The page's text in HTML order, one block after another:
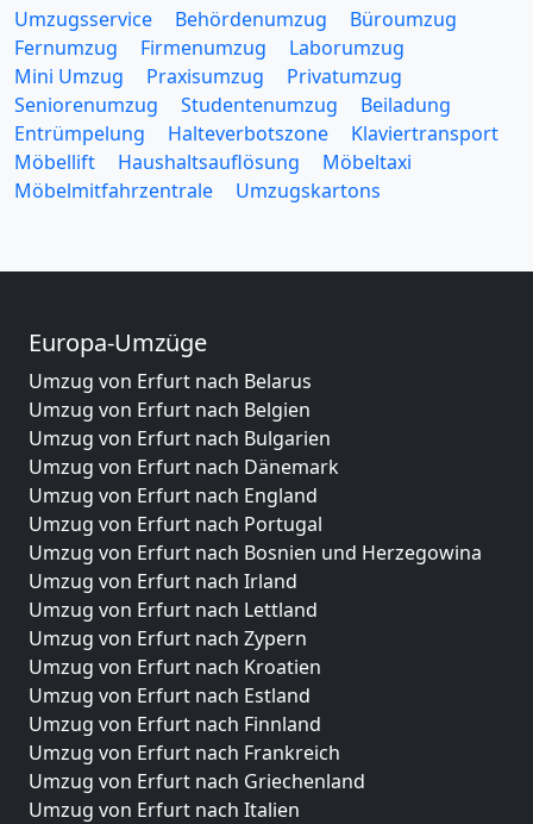
Umzugsservice Behördenumzug
Büroumzug
Fernumzug
Firmenumzug
Laborumzug
Mini Umzug
Praxisumzug
Privatumzug
Seniorenumzug
Studentenumzug
Beiladung
Entrümpelung
Halteverbotszone
Klaviertransport
Möbellift
Haushaltsauflösung
Möbeltaxi
Möbelmitfahrzentrale
Umzugskartons
Europa-Umzüge
Umzug von Erfurt nach Belarus
Umzug von Erfurt nach Belgien
Umzug von Erfurt nach Bulgarien
Umzug von Erfurt nach Dänemark
Umzug von Erfurt nach England
Umzug von Erfurt nach Portugal
Umzug von Erfurt nach Bosnien und Herzegowina
Umzug von Erfurt nach Irland
Umzug von Erfurt nach Lettland
Umzug von Erfurt nach Zypern
Umzug von Erfurt nach Kroatien
Umzug von Erfurt nach Estland
Umzug von Erfurt nach Finnland
Umzug von Erfurt nach Frankreich
Umzug von Erfurt nach Griechenland
Umzug von Erfurt nach Italien